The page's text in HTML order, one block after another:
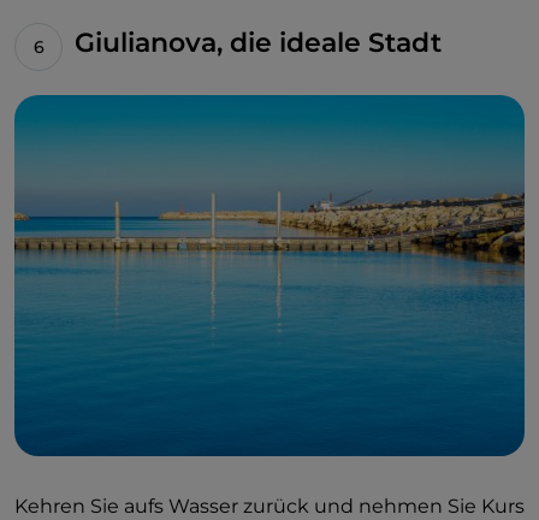
Giulianova, die ideale Stadt
Kehren Sie aufs Wasser zurück und nehmen Sie Kurs